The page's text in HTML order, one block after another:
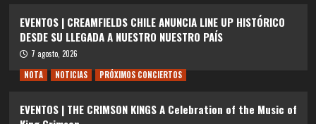
EVENTOS | CREAMFIELDS CHILE ANUNCIA LINE UP HISTÓRICO
DESDE SU LLEGADA A NUESTRO NUESTRO PAÍS
7 agosto, 2026
NOTA
NOTICIAS PRÓXIMOS CONCIERTOS
EVENTOS | THE CRIMSON KINGS A Celebration of the Music of